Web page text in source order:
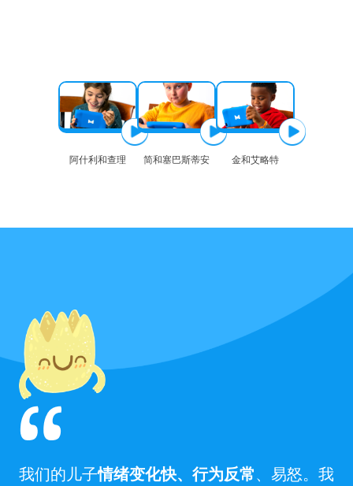
阿什利和查理 简和塞巴斯蒂安 金和艾略特
我们的儿子情绪变化快、行为反常、易怒。我